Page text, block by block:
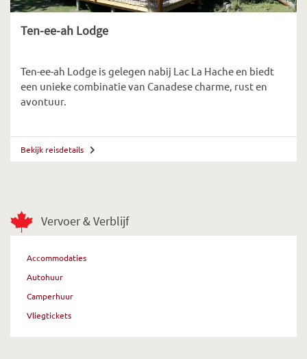
Vervoer & Verblijf
Accommodaties
Autohuur
Camperhuur
Vliegtickets
Ten-ee-ah Lodge
Ten-ee-ah Lodge is gelegen nabij Lac La Hache en biedt
een unieke combinatie van Canadese charme, rust en
avontuur.
Bekijk reisdetails